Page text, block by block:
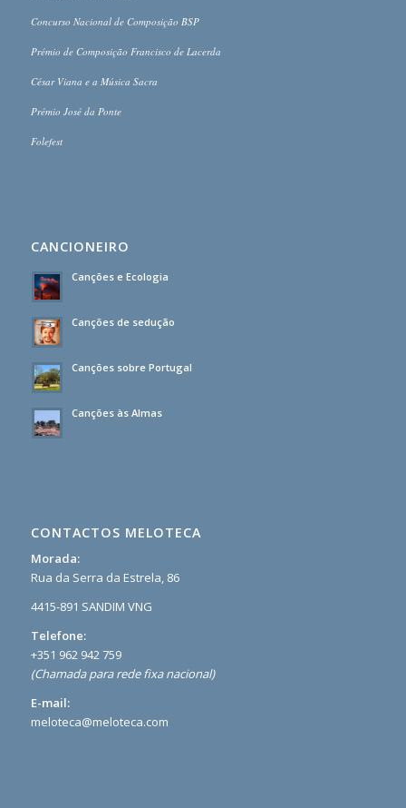
Concurso Nacional de Composição BSP
Prémio de Composição Francisco de Lacerda
César Viana e a Música Sacra
Prémio José da Ponte
Folefest
CANCIONEIRO
Canções e Ecologia
Canções de sedução
Canções sobre Portugal
Canções às Almas
CONTACTOS MELOTECA
Morada:
Rua da Serra da Estrela, 86
4415-891 SANDIM VNG
Telefone:
+351 962 942 759
(Chamada para rede fixa nacional)
E-mail:
meloteca@meloteca.com